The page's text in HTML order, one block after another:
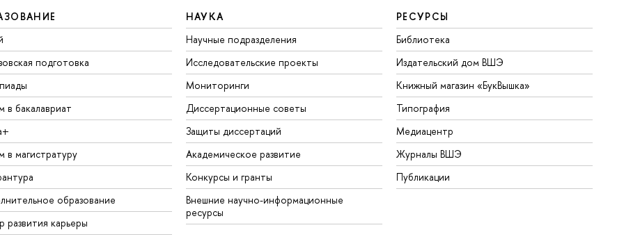
подготовка
в бакалавриат
в магистратуру
образование
развития карьеры
НАУКА
Научные подразделения
Исследовательские проекты
Мониторинги
Диссертационные советы
Защиты диссертаций
Академическое развитие
Конкурсы и гранты
Внешние научно-информационные
ресурсы
РЕСУРСЫ
Библиотека
Издательский дом ВШЭ
Книжный магазин «БукВышка»
Типография
Медиацентр
Журналы ВШЭ
Публикации